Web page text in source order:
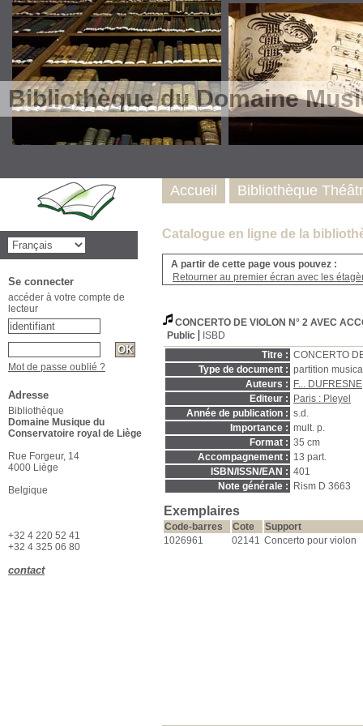
Bibliothèque du Domaine
Catalogue en ligne de la
A partir de cette page vous pouvez :
Retourner au premier écran avec les
CONCERTO DE VIOLON N° 2 AVEC
Public
ISBD
Titre : CONCERTO
Type de document : partition
Auteurs :
F... DUFRESNE
Editeur :
Paris : Pleyel
Année de publication : s.d.
Importance : mult. p.
Format : 35 cm
Accompagnement : 13 part.
ISBN/ISSN/EAN : 401
Note générale :
Rism D 3663
Exemplaires
Code-barres Cote
Support
1026961
02141 Concerto pour violon
Accueil Bibliothèque
Se connecter
accéder à votre compte de
lecteur
Mot de passe oublié ?
Adresse
Bibliothèque
Domaine Musique du
Conservatoire royal de Liège
Rue Forgeur, 14
4000 Liège
Belgique
+32 4 220 52 41
+32 4 325 06 80
contact